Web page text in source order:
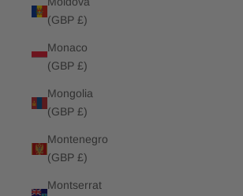
(GBP £)
Monaco
(GBP £)
Mongolia
(GBP £)
Montenegro
(GBP £)
Montserrat